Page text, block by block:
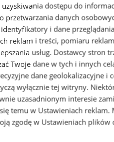
zatrzymała
dostępu do
przetwarzania danych
i dane
reklam i treści, pomiaru
usług. Dostawcy stron
Twoje dane w tych i innych
dane geolokalizacyjne i
wyłącznie tej witryny.
uzasadnionym interesie
temu w Ustawieniach reklam.
zgodę w Ustawieniach plików